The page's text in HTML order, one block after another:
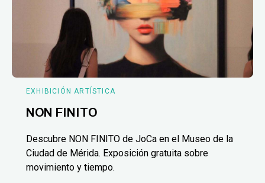
EXHIBICIÓN ARTÍSTICA
NON FINITO
Descubre NON FINITO de JoCa en el Museo de la
Ciudad de Mérida. Exposición gratuita sobre
movimiento y tiempo.